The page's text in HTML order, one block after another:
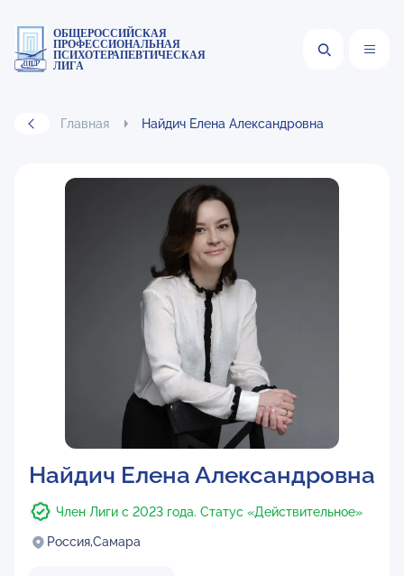
ОБЩЕРОССИЙСКАЯ
ПРОФЕССИОНАЛЬНАЯ
ПСИХОТЕРАПЕВТИЧЕСКАЯ
ЛИГА
Главная Найдич Елена Александровна
Найдич Елена Александровна
Член Лиги с 2023 года. Статус «Действительное»
Россия,Самара